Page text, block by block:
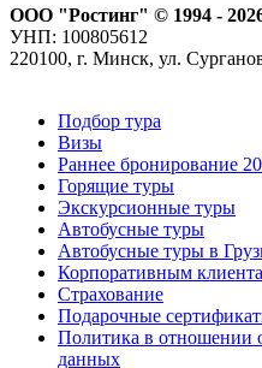
ООО "Ростинг" © 1994 -
УНП: 100805612
220100, г. Минск, ул.
Подбор тура
Визы
Раннее бронирование
Горящие туры
Экскурсионные туры
Автобусные туры
Автобусные туры в
Корпоративным
Страхование
Подарочные
Политика в отношении
данных